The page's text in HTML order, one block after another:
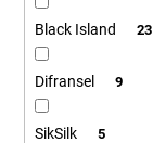
Black Island 23
Difransel 9
SikSilk 5